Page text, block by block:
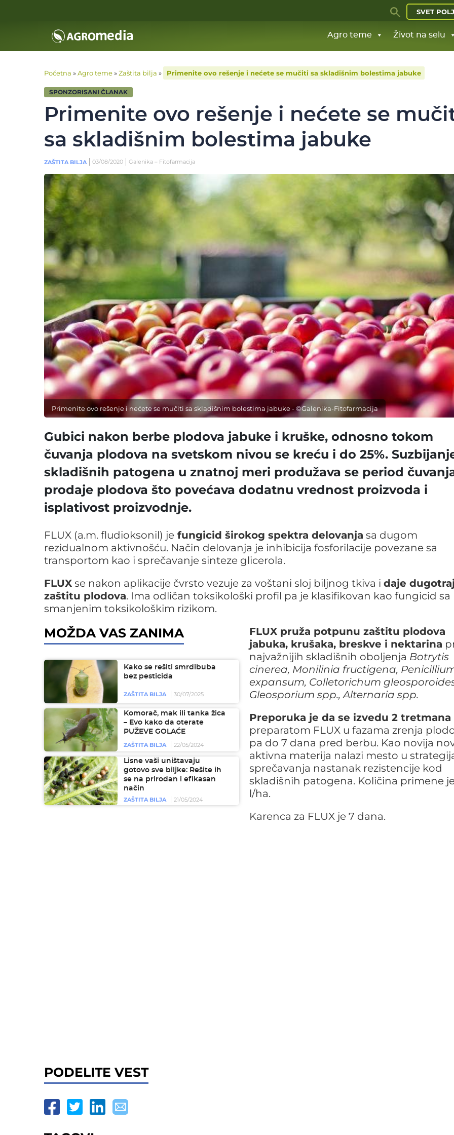
SVET
Agro teme Život na selu
Početna »Agro teme»Zaštita bilja » Primenite ovo rešenje i nećete se mučiti sa skladišnim bolestima jabuke
SPONZORISANI ČLANAK
Primenite ovo rešenje i nećete se
sa skladišnim bolestima jabuke
ZAŠTITA BILJA 03/08/2020 Galenika – Fitofarmacija
Primenite ovo rešenje i nećete se mučiti sa skladišnim bolestima jabuke - ©Galenika-Fitofarmacija
Gubici nakon berbe plodova jabuke i kruške, odnosno tokom
čuvanja plodova na svetskom nivou se kreću i do 25%.
skladišnih patogena u znatnoj meri produžava se period
prodaje plodova što povećava dodatnu vrednost proizvoda i
isplativost proizvodnje.
FLUX (a.m. fludioksonil) je fungicid širokog spektra delovanja sa dugom
rezidualnom aktivnošću. Način delovanja je inhibicija fosforilacije povezane sa
transportom kao i sprečavanje sinteze glicerola.
FLUX se nakon aplikacije čvrsto vezuje za voštani sloj biljnog tkiva i daje
zaštitu plodova. Ima odličan toksikološki profil pa je klasifikovan kao fungicid sa
smanjenim toksikološkim rizikom.
MOŽDA VAS ZANIMA
Kako se rešiti smrdibuba
bez pesticida
ZAŠTITA BILJA 30/07/2025
Komorač, mak ili tanka žica
– Evo kako da oterate
PUŽEVE GOLAĆE
ZAŠTITA BILJA
22/05/2024
Lisne vaši uništavaju
gotovo sve biljke: Rešite ih
se na prirodan i efikasan
način
ZAŠTITA BILJA
21/05/2024
FLUX pruža potpunu zaštitu plodova
jabuka, krušaka, breskve i nektarina
najvažnijih skladišnih oboljenja Botrytis
cinerea, Monilinia fructigena,
expansum, Colletorichum
Gleosporium spp., Alternaria spp.
Preporuka je da se izvedu 2 tretmana
preparatom FLUX u fazama zrenja
pa do 7 dana pred berbu. Kao novija
aktivna materija nalazi mesto u
sprečavanja nastanak rezistencije kod
skladišnih patogena. Količina primene je
l/ha.
Karenca za FLUX je 7 dana.
PODELITE VEST